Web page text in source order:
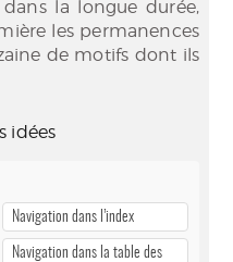
la longue durée,
les permanences
de motifs dont ils
idées
Navigation dans l’index
Navigation dans la table des